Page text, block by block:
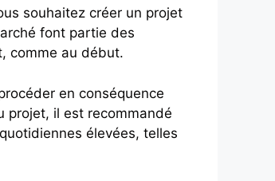
souhaitez créer un projet
font partie des
comme au début.
en conséquence
projet, il est recommandé
élevées, telles